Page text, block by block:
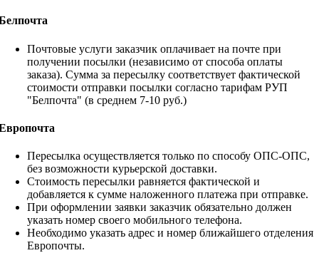
Почтовые услуги заказчик оплачивает на почте при
получении посылки (независимо от способа оплаты
заказа). Сумма за пересылку соответствует фактической
стоимости отправки посылки согласно тарифам РУП
"Белпочта" (в среднем 7-10 руб.)
Пересылка осуществляется только по способу ОПС-ОПС,
без возможности курьерской доставки.
Стоимость пересылки равняется фактической и
добавляется к сумме наложенного платежа при отправке.
При оформлении заявки заказчик обязательно должен
указать номер своего мобильного телефона.
Необходимо указать адрес и номер ближайшего отделения
Европочты.